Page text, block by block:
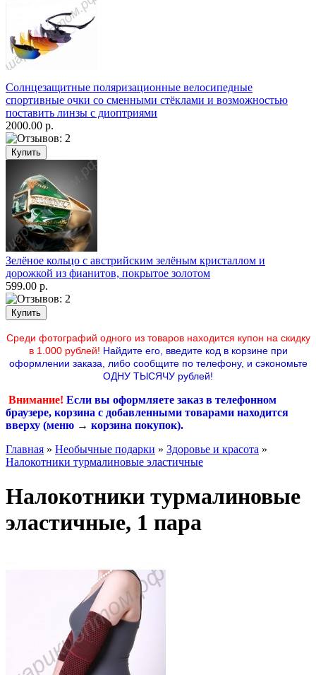
Солнцезащитные поляризационные велосипедные
спортивные очки со сменными стёклами и возможностью
поставить линзы с диоптриями
2000.00 р.
Зелёное кольцо с австрийским зелёным кристаллом и
дорожкой из фианитов, покрытое золотом
599.00 р.
Среди фотографий одного из товаров находится купон на скидку
в 1.000 рублей! Найдите его, введите код в корзине при
оформлении заказа, либо сообщите по телефону, и сэкономьте
ОДНУ ТЫСЯЧУ рублей!
Внимание! Если вы оформляете заказ в телефонном
браузере, корзина с добавленными товарами находится
вверху (меню → корзина покупок).
Главная » Необычные подарки » Здоровье и красота »
Налокотники турмалиновые эластичные
Налокотники турмалиновые
эластичные, 1 пара